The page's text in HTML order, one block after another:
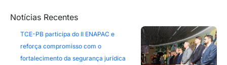
Notícias Recentes
TCE-PB participa do II ENAPAC e
reforça compromisso com o
fortalecimento da segurança jurídica